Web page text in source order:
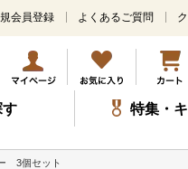
メ
ン
コ
ン
テ
ツ
会員登録 よくあるご質問
特集・
3個セット